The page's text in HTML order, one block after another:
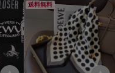
送料無料